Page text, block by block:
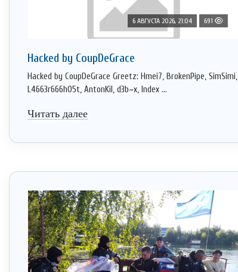
6 АВГУСТА 2026, 21:04 691
Hacked by CoupDeGrace
Hacked by CoupDeGrace Greetz: Hmei7, BrokenPipe, SimSimi,
L4663r666h05t, AntonKil, d3b~x, Index ...
Читать далее